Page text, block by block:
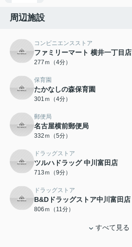
周辺施設
コンビニエンスストア
ファミリーマート 横井一丁目店
277ｍ（4分）
保育園
たかなしの森保育園
301ｍ（4分）
郵便局
名古屋横前郵便局
332ｍ（5分）
ドラッグストア
ツルハドラッグ 中川富田店
713ｍ（9分）
ドラッグストア
B&Dドラッグストア中川富田店
806ｍ（11分）
すべて見る